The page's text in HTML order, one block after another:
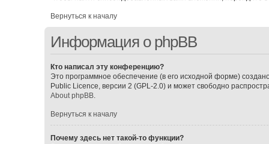
Вернуться к началу
Информация о phpBB
Кто написал эту конференцию?
Это программное обеспечение (в его исходной форме)
Public Licence, версии 2 (GPL-2.0) и может свободно
About phpBB.
Вернуться к началу
Почему здесь нет такой-то функции?